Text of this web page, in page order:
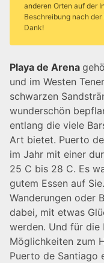
Playa de Arena
und im Westen
schwarzen
wunderschön
entlang die viele
Art bietet. Puerto
im Jahr mit einer
25 C bis 28 C. Es
gutem Essen auf
Wanderungen oder
dabei, mit etwas
werden. Und für die
Möglichkeiten zum
Puerto de Santiago
anderen Orten auf der
Beschreibung nach
Dank!